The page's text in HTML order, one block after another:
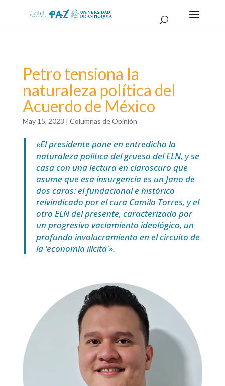
Petro tensiona la
naturaleza política del
Acuerdo de México
May 15, 2023 | Columnas de Opinión
«El presidente pone en entredicho la
naturaleza política del grueso del ELN, y se
casa con una lectura en claroscuro que
asume que esa insurgencia es un Jano de
dos caras: el fundacional e histórico
reivindicado por el cura Camilo Torres, y el
otro ELN del presente, caracterizado por
un progresivo vaciamiento ideológico, un
profundo involucramiento en el circuito de
la ‘economía ilícita'».